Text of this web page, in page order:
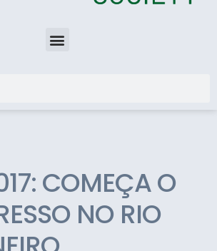
COMEÇA O
NO RIO